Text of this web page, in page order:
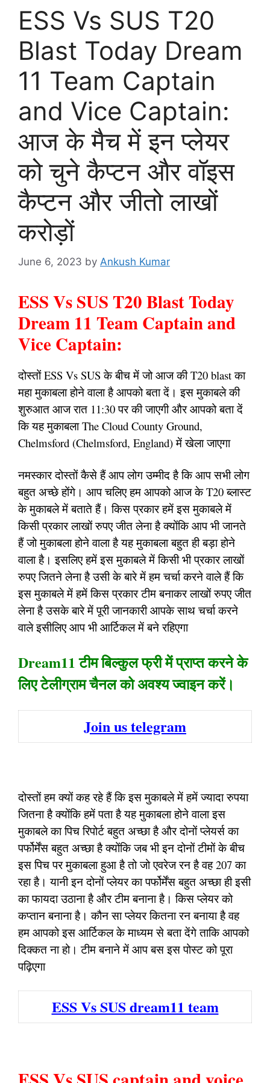
ESS Vs SUS T20
Blast Today Dream
11 Team Captain
and Vice Captain:
आज के मैच में इन प्लेयर
को चुने कैप्टन और वॉइस
कैप्टन और जीतो लाखों
करोड़ों
June 6, 2023 by Ankush Kumar
ESS Vs SUS T20 Blast Today
Dream 11 Team Captain and
Vice Captain:
दोस्तों ESS Vs SUS के बीच में जो आज की T20 blast का
महा मुकाबला होने वाला है आपको बता दें। इस मुकाबले की
शुरुआत आज रात 11:30 पर की जाएगी और आपको बता दें
कि यह मुकाबला The Cloud County Ground,
Chelmsford (Chelmsford, England) में खेला जाएगा
नमस्कार दोस्तों कैसे हैं आप लोग उम्मीद है कि आप सभी लोग
बहुत अच्छे होंगे। आप चलिए हम आपको आज के T20 ब्लास्ट
के मुकाबले में बताते हैं। किस प्रकार हमें इस मुकाबले में
किसी प्रकार लाखों रुपए जीत लेना है क्योंकि आप भी जानते
हैं जो मुकाबला होने वाला है यह मुकाबला बहुत ही बड़ा होने
वाला है। इसलिए हमें इस मुकाबले में किसी भी प्रकार लाखों
रुपए जितने लेना है उसी के बारे में हम चर्चा करने वाले हैं कि
इस मुकाबले में हमें किस प्रकार टीम बनाकर लाखों रुपए जीत
लेना है उसके बारे में पूरी जानकारी आपके साथ चर्चा करने
वाले इसीलिए आप भी आर्टिकल में बने रहिएगा
Dream11 टीम बिल्कुल फ्री में प्राप्त करने के
लिए टेलीग्राम चैनल को अवश्य ज्वाइन करें।
Join us telegram
दोस्तों हम क्यों कह रहे हैं कि इस मुकाबले में हमें ज्यादा रुपया
जितना है क्योंकि हमें पता है यह मुकाबला होने वाला इस
मुकाबले का पिच रिपोर्ट बहुत अच्छा है और दोनों प्लेयर्स का
पर्फोर्मेंस बहुत अच्छा है क्योंकि जब भी इन दोनों टीमों के बीच
इस पिच पर मुकाबला हुआ है तो जो एवरेज रन है वह 207 का
रहा है। यानी इन दोनों प्लेयर का पर्फोर्मेंस बहुत अच्छा ही इसी
का फायदा उठाना है और टीम बनाना है। किस प्लेयर को
कप्तान बनाना है। कौन सा प्लेयर कितना रन बनाया है वह
हम आपको इस आर्टिकल के माध्यम से बता देंगे ताकि आपको
दिक्कत ना हो। टीम बनाने में आप बस इस पोस्ट को पूरा
पढ़िएगा
ESS Vs SUS dream11 team